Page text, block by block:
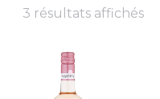
3 résultats affichés